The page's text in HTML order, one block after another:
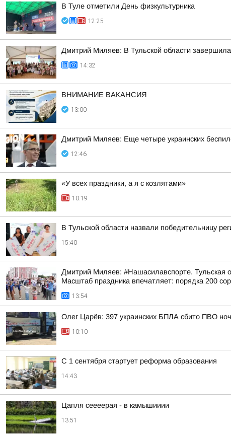
В Туле отметили День физкультурника
12:25
Дмитрий Миляев: В Тульской области
14:32
ВНИМАНИЕ ВАКАНСИЯ
13:00
Дмитрий Миляев: Еще четыре украинских
12:46
«У всех праздники, а я с козлятами»
10:19
В Тульской области назвали победительницу
15:40
Дмитрий Миляев: #Нашасилавспорте. Тульская
Масштаб праздника впечатляет: порядка 200
13:54
Олег Царёв: 397 украинских БПЛА сбито ПВО
10:10
С 1 сентября стартует реформа образования
14:43
Цапля сеееерая - в камышииии
13:51